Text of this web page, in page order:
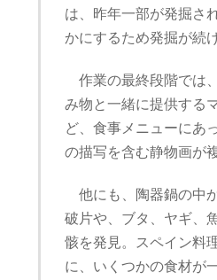
は、昨年一部が発掘さ
かにするため発掘が続
作業の最終段階では
み物と一緒に提供する
ど、食事メニューにあ
の描写を含む静物画が
他にも、陶器鍋の中
破片や、ブタ、ヤギ、
骸を発見。スペイン料
に、いくつかの食材が